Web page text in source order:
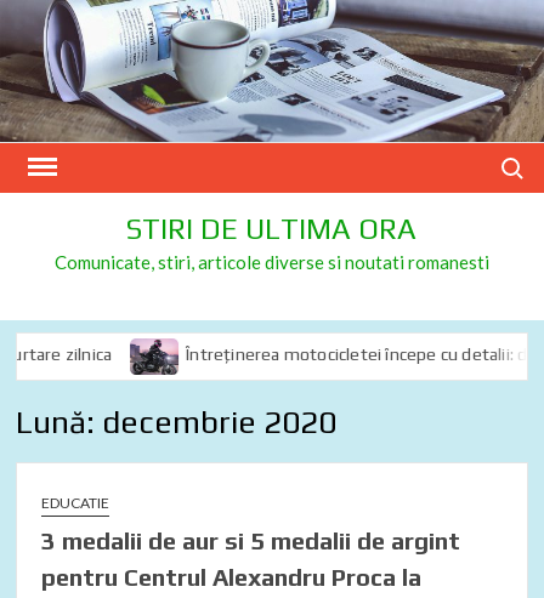
Skip
to
content
STIRI DE ULTIMA ORA
Comunicate, stiri, articole diverse si noutati romanesti
zilnica Întreținerea motocicletei începe cu detalii: de
Lună: decembrie 2020
EDUCATIE
3 medalii de aur si 5 medalii de argint
pentru Centrul Alexandru Proca la